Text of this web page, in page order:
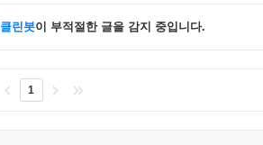
클린봇이 부적절한 글을 감지 중입니다.
1